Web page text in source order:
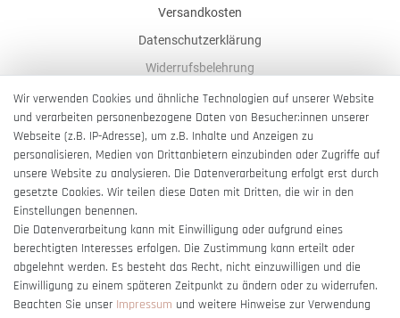
Versandkosten
Datenschutzerklärung
Widerrufsbelehrung
AGB
Impressum
Barrierefreiheitserklärung
Vertrag widerrufen
Wir verwenden Cookies und ähnliche Technologien auf unserer Website
und verarbeiten personenbezogene Daten von Besucher:innen unserer
Webseite (z.B. IP-Adresse), um z.B. Inhalte und Anzeigen zu
personalisieren, Medien von Drittanbietern einzubinden oder Zugriffe auf
unsere Website zu analysieren. Die Datenverarbeitung erfolgt erst durch
gesetzte Cookies. Wir teilen diese Daten mit Dritten, die wir in den
Einstellungen benennen.
Die Datenverarbeitung kann mit Einwilligung oder aufgrund eines
berechtigten Interesses erfolgen. Die Zustimmung kann erteilt oder
abgelehnt werden. Es besteht das Recht, nicht einzuwilligen und die
Einwilligung zu einem späteren Zeitpunkt zu ändern oder zu widerrufen.
Beachten Sie unser Impressum und weitere Hinweise zur Verwendung